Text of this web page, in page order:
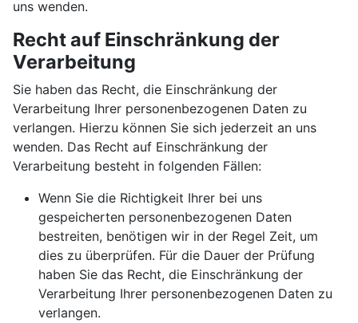
uns wenden.
Recht auf Einschränkung der
Verarbeitung
Sie haben das Recht, die Einschränkung der
Verarbeitung Ihrer personenbezogenen Daten zu
verlangen. Hierzu können Sie sich jederzeit an uns
wenden. Das Recht auf Einschränkung der
Verarbeitung besteht in folgenden Fällen:
Wenn Sie die Richtigkeit Ihrer bei uns
gespeicherten personenbezogenen Daten
bestreiten, benötigen wir in der Regel Zeit, um
dies zu überprüfen. Für die Dauer der Prüfung
haben Sie das Recht, die Einschränkung der
Verarbeitung Ihrer personenbezogenen Daten zu
verlangen.